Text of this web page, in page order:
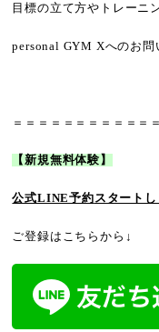
目標の立て方やトレーニ
personal GYM Xへのお問
＝＝＝＝＝＝＝＝＝＝＝
【新規無料体験】
公式LINE予約スタート
ご登録はこちらから↓